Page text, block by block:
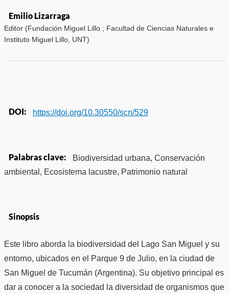
Emilio Lizarraga
Editor (Fundación Miguel Lillo ; Facultad de Ciencias Naturales e
Instituto Miguel Lillo, UNT)
DOI: https://doi.org/10.30550/scn/529
Palabras clave:
Biodiversidad urbana, Conservación
ambiental, Ecosistema lacustre, Patrimonio natural
Sinopsis
Este libro aborda la biodiversidad del Lago San Miguel y su
entorno, ubicados en el Parque 9 de Julio, en la ciudad de
San Miguel de Tucumán (Argentina). Su objetivo principal es
dar a conocer a la sociedad la diversidad de organismos que